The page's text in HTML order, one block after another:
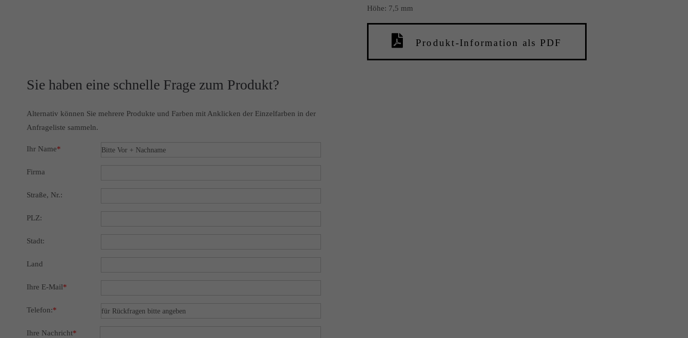
Höhe: 7,5 mm
Produkt-Information als PDF
Sie haben eine schnelle Frage zum Produkt?
Alternativ können Sie mehrere Produkte und Farben mit Anklicken der Einzelfarben in der
Anfrageliste sammeln.
Ihr Name*
Firma
Straße, Nr.:
PLZ:
Stadt:
Land
Ihre E-Mail*
Telefon:*
Ihre Nachricht*